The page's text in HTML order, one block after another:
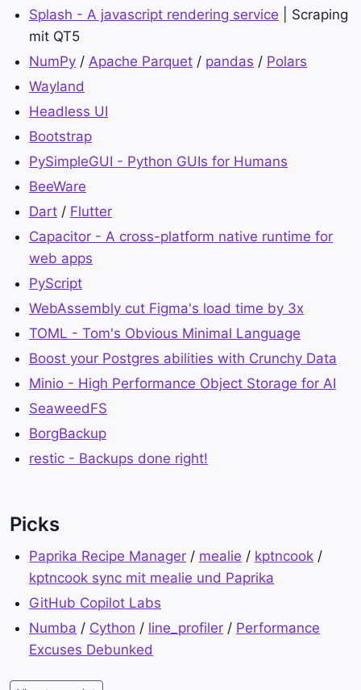
Splash - A javascript rendering service | Scraping
mit QT5
NumPy / Apache Parquet / pandas / Polars
Wayland
Headless UI
Bootstrap
PySimpleGUI - Python GUIs for Humans
BeeWare
Dart / Flutter
Capacitor - A cross-platform native runtime for
web apps
PyScript
WebAssembly cut Figma's load time by 3x
TOML - Tom's Obvious Minimal Language
Boost your Postgres abilities with Crunchy Data
Minio - High Performance Object Storage for AI
SeaweedFS
BorgBackup
restic - Backups done right!
Picks
Paprika Recipe Manager / mealie / kptncook /
kptncook sync mit mealie und Paprika
GitHub Copilot Labs
Numba / Cython / line_profiler / Performance
Excuses Debunked